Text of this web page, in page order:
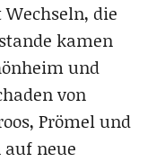
die
kamen
und
von
Prömel und
neue